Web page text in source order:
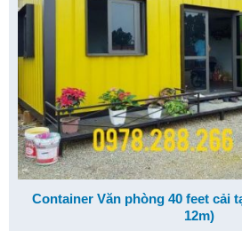
Container Văn phòng 40 feet cải
12m)